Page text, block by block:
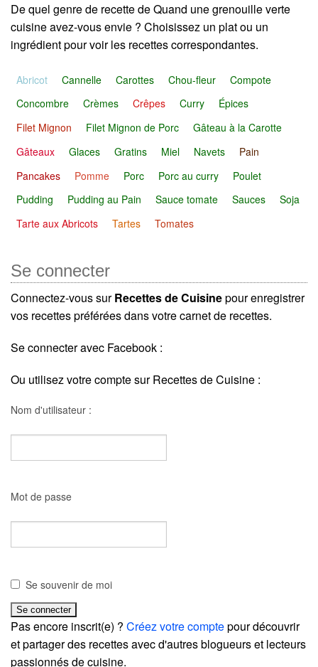
De quel genre de recette de Quand une grenouille verte
cuisine avez-vous envie ? Choisissez un plat ou un
ingrédient pour voir les recettes correspondantes.
Abricot Cannelle Carottes Chou-fleur
Compote
Concombre
Crèmes Crêpes Curry
Épices
Filet Mignon
Filet Mignon de Porc
Gâteau à la Carotte
Gâteaux
Glaces Gratins Miel Navets
Pain
Pancakes
Pomme Porc Porc au curry
Poulet
Pudding
Pudding au Pain Sauce tomate Sauces
Soja
Tarte aux Abricots
Tartes Tomates
Se connecter
Connectez-vous surRecettes de Cuisinepour enregistrer
vos recettes préférées dans votre carnet de recettes.
Se connecter avec Facebook :
Ou utilisez votre compte sur Recettes de Cuisine :
Nom d'utilisateur :
Mot de passe
Se souvenir de moi
Pas encore inscrit(e) ? Créez votre comptepour découvrir
et partager des recettes avec d'autres blogueurs et lecteurs
passionnés de cuisine.